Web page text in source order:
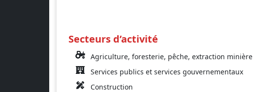
Secteurs d’activité
Agriculture, foresterie, pêche, extraction minière
Services publics et services gouvernementaux
Construction